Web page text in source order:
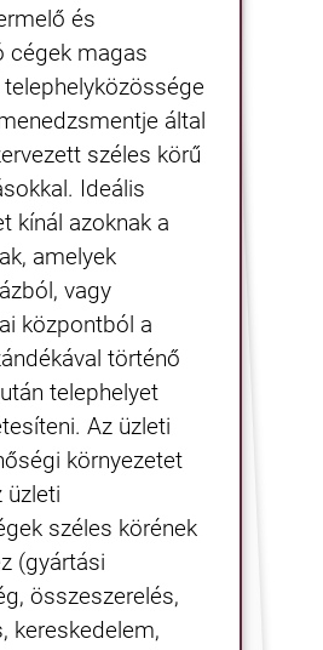
és
cégek magas
által
széles körű
Ideális
kínál azoknak a
amelyek
vagy
központból a
történő
telephelyet
Az üzleti
környezetet
üzleti
széles körének
(gyártási
összeszerelés,
kereskedelem,